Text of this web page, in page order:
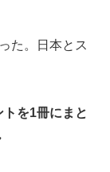
た。日本とス
トを1冊にまと